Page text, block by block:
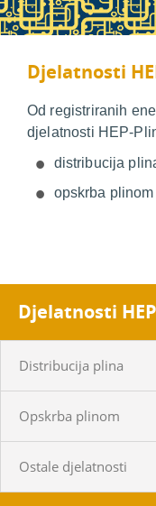
Djelatnosti
Od registriranih
djelatnosti HEP-
distribucija
opskrba plinom
Djelatnosti
Distribucija plina
Opskrba plinom
Ostale djelatnosti